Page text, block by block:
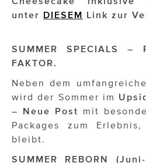
unter DIESEM Link zur
SUMMER SPECIALS –
FAKTOR.
Neben dem
wird der Sommer im
– Neue Post
mit
Packages zum
bleibt.
SUMMER REBORN